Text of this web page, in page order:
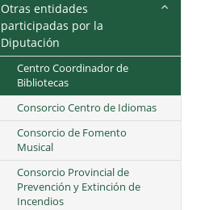
Otras entidades
participadas por la
Diputación
Centro Coordinador de
Bibliotecas
Consorcio Centro de Idiomas
Consorcio de Fomento
Musical
Consorcio Provincial de
Prevención y Extinción de
Incendios